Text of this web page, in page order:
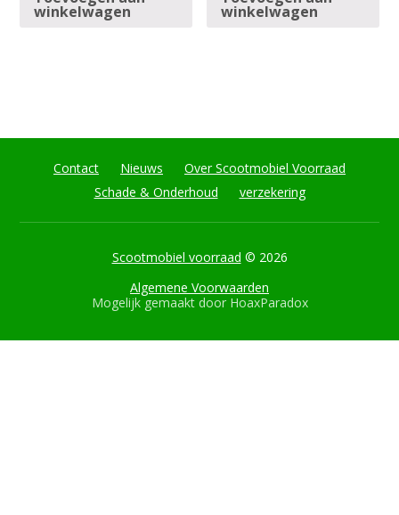
winkelwagen winkelwagen
Contact Nieuws
Over Scootmobiel Voorraad
Schade & Onderhoud
verzekering
Scootmobiel voorraad © 2026
Algemene Voorwaarden
Mogelijk gemaakt door HoaxParadox